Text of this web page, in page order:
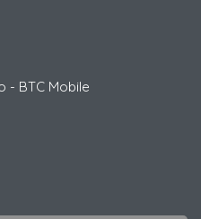
- BTC Mobile